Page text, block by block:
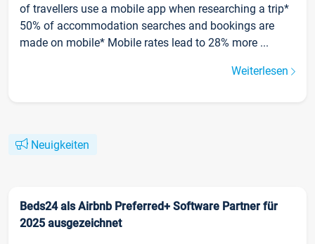
of travellers use a mobile app when researching a trip*
50% of accommodation searches and bookings are
made on mobile* Mobile rates lead to 28% more ...
Weiterlesen
Neuigkeiten
Beds24 als Airbnb Preferred+ Software Partner für
2025 ausgezeichnet